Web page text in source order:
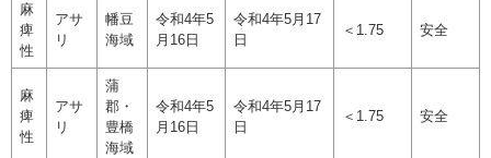
麻
痺
性
アサ
リ
幡豆
海域
令和4年5
月16日
令和4年5月17
日
＜1.75 安全
麻
痺
性
アサ
リ
蒲
郡・
豊橋
海域
令和4年5
月16日
令和4年5月17
日
＜1.75 安全